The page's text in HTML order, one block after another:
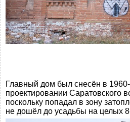
Главный дом был снесён в
проектировании Саратовского
поскольку попадал в зону
не дошёл до усадьбы на целых